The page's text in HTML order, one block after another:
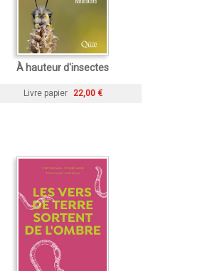
À hauteur d'insectes
Livre papier 22,00 €